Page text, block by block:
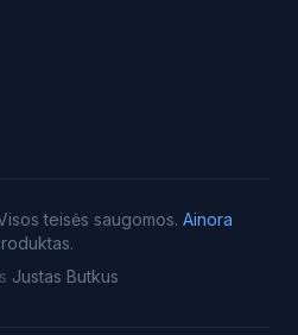
teisės saugomos. Ainora
Justas Butkus